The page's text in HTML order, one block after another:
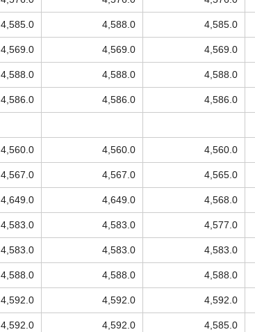
4,585.0 4,588.0 4,585.0
4,569.0 4,569.0 4,569.0
4,588.0 4,588.0 4,588.0
4,586.0 4,586.0 4,586.0
4,560.0 4,560.0 4,560.0
4,567.0 4,567.0 4,565.0
4,649.0 4,649.0 4,568.0
4,583.0 4,583.0 4,577.0
4,583.0 4,583.0 4,583.0
4,588.0 4,588.0 4,588.0
4,592.0 4,592.0 4,592.0
4,592.0 4,592.0 4,585.0